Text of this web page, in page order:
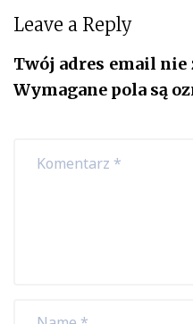
Leave a Reply
Twój adres email
Wymagane pola są